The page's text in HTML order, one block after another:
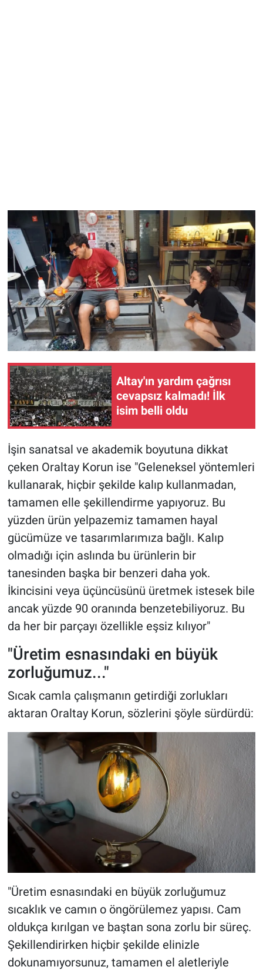
Altay'ın yardım çağrısı
cevapsız kalmadı! İlk
isim belli oldu
İşin sanatsal ve akademik boyutuna dikkat
çeken Oraltay Korun ise "Geleneksel yöntemleri
kullanarak, hiçbir şekilde kalıp kullanmadan,
tamamen elle şekillendirme yapıyoruz. Bu
yüzden ürün yelpazemiz tamamen hayal
gücümüze ve tasarımlarımıza bağlı. Kalıp
olmadığı için aslında bu ürünlerin bir
tanesinden başka bir benzeri daha yok.
İkincisini veya üçüncüsünü üretmek istesek bile
ancak yüzde 90 oranında benzetebiliyoruz. Bu
da her bir parçayı özellikle eşsiz kılıyor"
"Üretim esnasındaki en büyük
zorluğumuz..."
Sıcak camla çalışmanın getirdiği zorlukları
aktaran Oraltay Korun, sözlerini şöyle sürdürdü:
"Üretim esnasındaki en büyük zorluğumuz
sıcaklık ve camın o öngörülemez yapısı. Cam
oldukça kırılgan ve baştan sona zorlu bir süreç.
Şekillendirirken hiçbir şekilde elinizle
dokunamıyorsunuz, tamamen el aletleriyle